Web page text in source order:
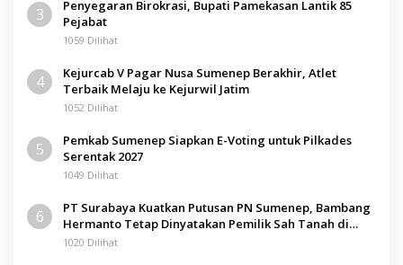
3
Penyegaran Birokrasi, Bupati Pamekasan Lantik 85
Pejabat
1059 Dilihat
4
Kejurcab V Pagar Nusa Sumenep Berakhir, Atlet
Terbaik Melaju ke Kejurwil Jatim
1052 Dilihat
5
Pemkab Sumenep Siapkan E-Voting untuk Pilkades
Serentak 2027
1049 Dilihat
6
PT Surabaya Kuatkan Putusan PN Sumenep, Bambang
Hermanto Tetap Dinyatakan Pemilik Sah Tanah di
Pamolokan
1020 Dilihat